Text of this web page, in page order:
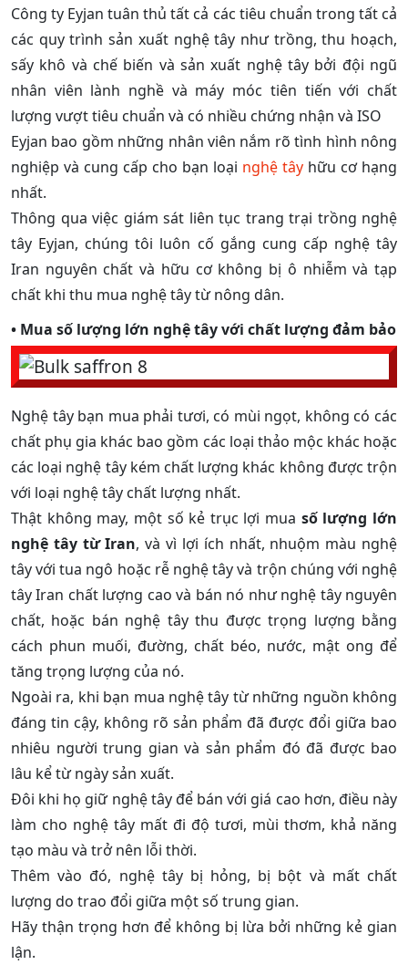
Công ty Eyjan tuân thủ tất cả các tiêu chuẩn trong tất cả
các quy trình sản xuất nghệ tây như trồng, thu hoạch,
sấy khô và chế biến và sản xuất nghệ tây bởi đội ngũ
nhân viên lành nghề và máy móc tiên tiến với chất
lượng vượt tiêu chuẩn và có nhiều chứng nhận và ISO
Eyjan bao gồm những nhân viên nắm rõ tình hình nông
nghiệp và cung cấp cho bạn loại nghệ tây hữu cơ hạng
nhất.
Thông qua việc giám sát liên tục trang trại trồng nghệ
tây Eyjan, chúng tôi luôn cố gắng cung cấp nghệ tây
Iran nguyên chất và hữu cơ không bị ô nhiễm và tạp
chất khi thu mua nghệ tây từ nông dân.
• Mua số lượng lớn nghệ tâyvới chất lượng đảm bảo
Nghệ tây bạn mua phải tươi, có mùi ngọt, không có các
chất phụ gia khác bao gồm các loại thảo mộc khác hoặc
các loại nghệ tây kém chất lượng khác không được trộn
với loại nghệ tây chất lượng nhất.
Thật không may, một số kẻ trục lợi mua số lượng lớn
nghệ tây từ Iran, và vì lợi ích nhất, nhuộm màu nghệ
tây với tua ngô hoặc rễ nghệ tây và trộn chúng với nghệ
tây Iran chất lượng cao và bán nó như nghệ tây nguyên
chất, hoặc bán nghệ tây thu được trọng lượng bằng
cách phun muối, đường, chất béo, nước, mật ong để
tăng trọng lượng của nó.
Ngoài ra, khi bạn mua nghệ tây từ những nguồn không
đáng tin cậy, không rõ sản phẩm đã được đổi giữa bao
nhiêu người trung gian và sản phẩm đó đã được bao
lâu kể từ ngày sản xuất.
Đôi khi họ giữ nghệ tây để bán với giá cao hơn, điều này
làm cho nghệ tây mất đi độ tươi, mùi thơm, khả năng
tạo màu và trở nên lỗi thời.
Thêm vào đó, nghệ tây bị hỏng, bị bột và mất chất
lượng do trao đổi giữa một số trung gian.
Hãy thận trọng hơn để không bị lừa bởi những kẻ gian
lận.